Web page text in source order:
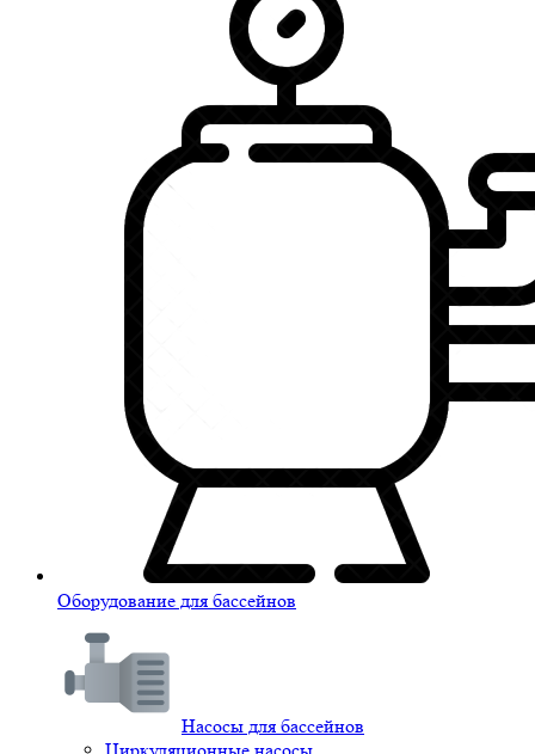
Оборудование для бассейнов
Насосы для бассейнов